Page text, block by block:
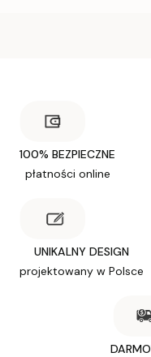
100% BEZPIECZNE
płatności online
UNIKALNY DESIGN
projektowany w Polsce